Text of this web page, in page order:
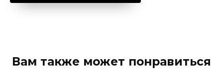
Вам также может понравиться